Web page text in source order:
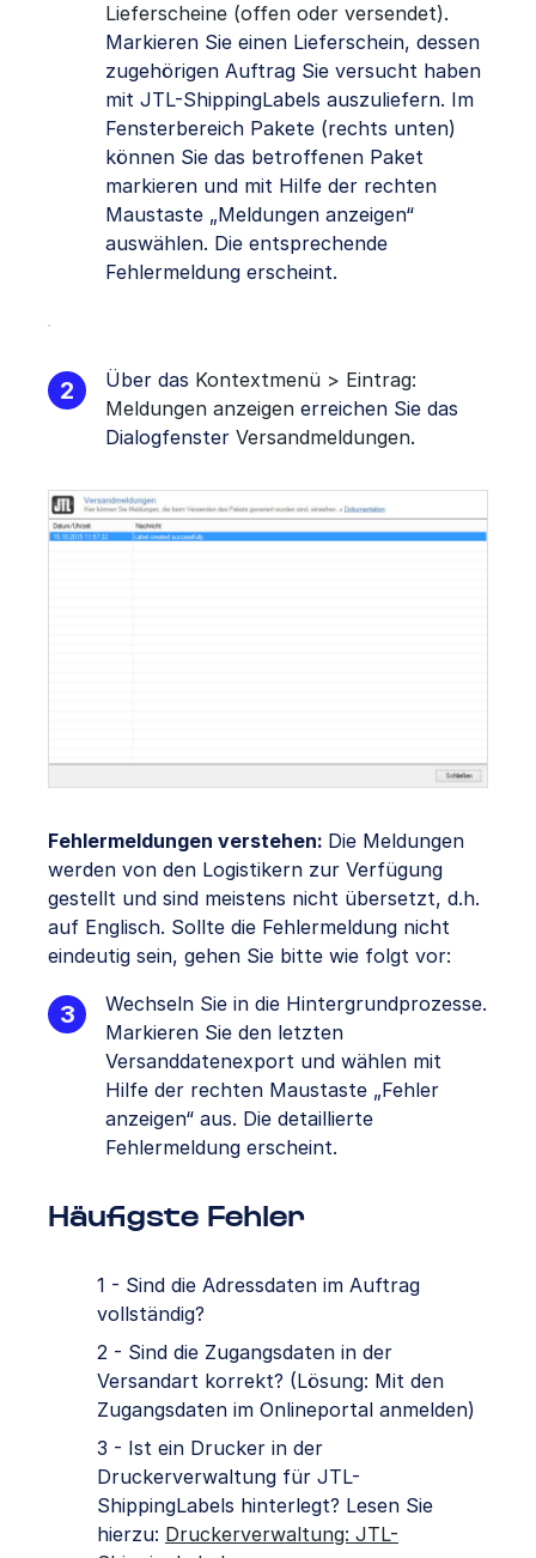
Lieferscheine (offen oder versendet).
Markieren Sie einen Lieferschein, dessen
zugehörigen Auftrag Sie versucht haben
mit JTL-ShippingLabels auszuliefern. Im
Fensterbereich Pakete (rechts unten)
können Sie das betroffenen Paket
markieren und mit Hilfe der rechten
Maustaste „Meldungen anzeigen“
auswählen. Die entsprechende
Fehlermeldung erscheint.
Über das Kontextmenü > Eintrag:
Meldungen anzeigen erreichen Sie das
Dialogfenster Versandmeldungen.
Fehlermeldungen verstehen: Die Meldungen
werden von den Logistikern zur Verfügung
gestellt und sind meistens nicht übersetzt, d.h.
auf Englisch. Sollte die Fehlermeldung nicht
eindeutig sein, gehen Sie bitte wie folgt vor:
Wechseln Sie in die Hintergrundprozesse.
Markieren Sie den letzten
Versanddatenexport und wählen mit
Hilfe der rechten Maustaste „Fehler
anzeigen“ aus. Die detaillierte
Fehlermeldung erscheint.
Häufigste Fehler
1 - Sind die Adressdaten im Auftrag
vollständig?
2 - Sind die Zugangsdaten in der
Versandart korrekt? (Lösung: Mit den
Zugangsdaten im Onlineportal anmelden)
3 - Ist ein Drucker in der
Druckerverwaltung für JTL-
ShippingLabels hinterlegt? Lesen Sie
hierzu: Druckerverwaltung: JTL-